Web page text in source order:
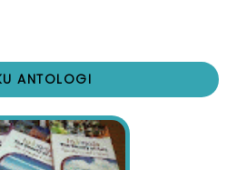
ANTOLOGI